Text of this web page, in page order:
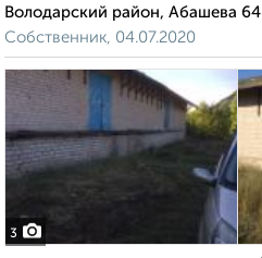
Володарский район, Абашева 64
Собственник, 04.07.2020
3